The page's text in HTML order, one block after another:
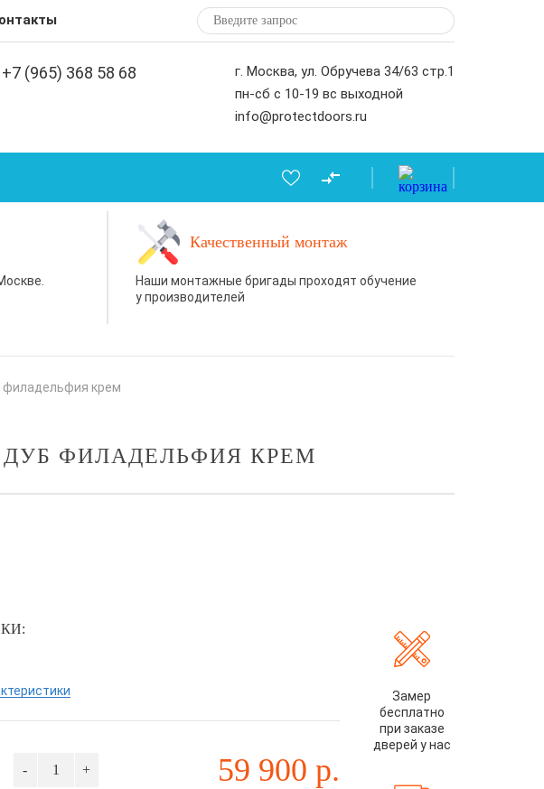
+7 (965) 368 58 68
г. Москва, ул. Обручева 34/63 стр.1
пн-сб с 10-19 вс выходной
info@protectdoors.ru
Качественный монтаж
Наши монтажные бригады проходят обучение
у производителей
крем
ФИЛАДЕЛЬФИЯ КРЕМ
- + 59 900 р.
Замер
бесплатно
при заказе
дверей у нас